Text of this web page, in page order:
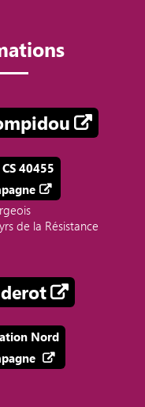
40455
de la Résistance
Nord